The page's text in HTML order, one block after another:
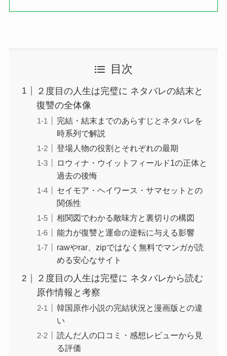
目次
２度目の人生は完璧に ネタバレの結末と
復讐の全体像
完結・結末までのあらすじとネタバレを
時系列で解説
登場人物の役割とそれぞれの最期
ロウィナ・ウイットフィールド1の正体と
過去の後悔
セイモア・ヘイワース・サマセットとの
関係性
相関図でわかる敵味方と裏切りの構図
能力が復讐と運命の逆転に与える影響
rawやrar、zipではなく無料でマンガが読
める安心なサイト
２度目の人生は完璧に ネタバレから読む
原作情報と考察
韓国原作小説の完結状況と漫画版との違
い
読んだ人の口コミ・感想レビューから見
る評価